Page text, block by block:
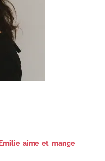
Emilie aime et mange